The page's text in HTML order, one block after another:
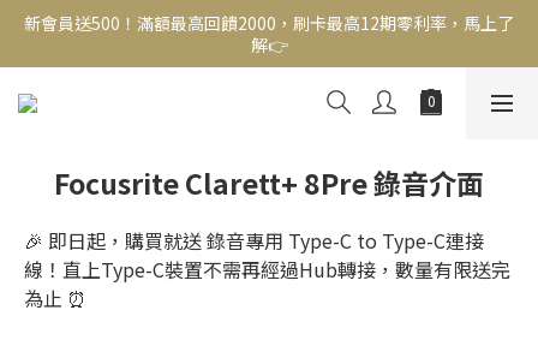
新會員送500！滿額最高回饋2000，刷卡最高12期零利率，馬上了
解👉
新會員送500！滿額最高回饋2000，刷卡最高12期零利率，馬上了
解👉
結帳頁選zingala銀角零卡分期，輕鬆打包
解👉
Focusrite Clarett+ 8Pre 錄音介面
🎉 即日起，購買就送 錄音專用 Type-C to Type-C連接
線！直上Type-C裝置不需再經過Hub轉接，數量有限送完
為止 ⏰